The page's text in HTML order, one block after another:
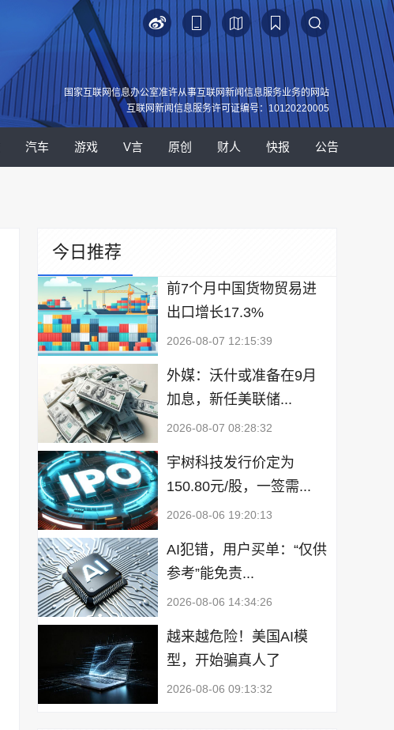
国家互联网信息办公室准许从事互联网新闻信息服务业务的网站
互联网新闻信息服务许可证编号：10120220005
汽车 游戏 V言 原创 财人 快报 公告
今日推荐
前7个月中国货物贸易进
出口增长17.3%
2026-08-07 12:15:39
外媒：沃什或准备在9月
加息，新任美联储...
2026-08-07 08:28:32
宇树科技发行价定为
150.80元/股，一签需...
2026-08-06 19:20:13
AI犯错，用户买单：“仅供
参考”能免责...
2026-08-06 14:34:26
越来越危险！美国AI模
型，开始骗真人了
2026-08-06 09:13:32